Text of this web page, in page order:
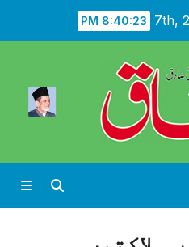
8:40:24 PM